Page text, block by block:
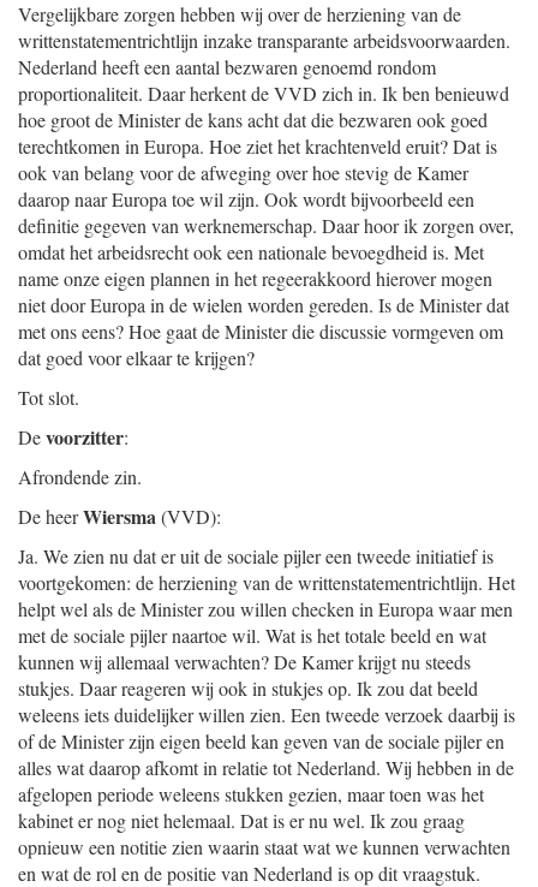
Vergelijkbare zorgen hebben wij over de herziening van de
writtenstatementrichtlijn inzake transparante arbeidsvoorwaarden.
Nederland heeft een aantal bezwaren genoemd rondom
proportionaliteit. Daar herkent de VVD zich in. Ik ben benieuwd
hoe groot de Minister de kans acht dat die bezwaren ook goed
terechtkomen in Europa. Hoe ziet het krachtenveld eruit? Dat is
ook van belang voor de afweging over hoe stevig de Kamer
daarop naar Europa toe wil zijn. Ook wordt bijvoorbeeld een
definitie gegeven van werknemerschap. Daar hoor ik zorgen over,
omdat het arbeidsrecht ook een nationale bevoegdheid is. Met
name onze eigen plannen in het regeerakkoord hierover mogen
niet door Europa in de wielen worden gereden. Is de Minister dat
met ons eens? Hoe gaat de Minister die discussie vormgeven om
dat goed voor elkaar te krijgen?
Tot slot.
Devoorzitter:
Afrondende zin.
De heerWiersma(VVD):
Ja. We zien nu dat er uit de sociale pijler een tweede initiatief is
voortgekomen: de herziening van de writtenstatementrichtlijn. Het
helpt wel als de Minister zou willen checken in Europa waar men
met de sociale pijler naartoe wil. Wat is het totale beeld en wat
kunnen wij allemaal verwachten? De Kamer krijgt nu steeds
stukjes. Daar reageren wij ook in stukjes op. Ik zou dat beeld
weleens iets duidelijker willen zien. Een tweede verzoek daarbij is
of de Minister zijn eigen beeld kan geven van de sociale pijler en
alles wat daarop afkomt in relatie tot Nederland. Wij hebben in de
afgelopen periode weleens stukken gezien, maar toen was het
kabinet er nog niet helemaal. Dat is er nu wel. Ik zou graag
opnieuw een notitie zien waarin staat wat we kunnen verwachten
en wat de rol en de positie van Nederland is op dit vraagstuk.